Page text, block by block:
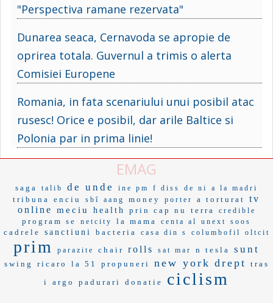
"Perspectiva ramane rezervata"
Dunarea seaca, Cernavoda se apropie de
oprirea totala. Guvernul a trimis o alerta
Comisiei Europene
Romania, in fata scenariului unui posibil atac
rusesc! Orice e posibil, dar arile Baltice si
Polonia par in prima linie!
EMAG
saga talib de unde ine pm f diss de ni a la madri
tribuna enciu sbî aang money porter a torturat
tv
online
meciu health prin cap nu terra credible
program se netcity la mama centa al unext soos
cadrele sanctiuni bacteria casa din s columbofil oltcit
prim parazite chair rolls sat mar n tesla sunt
swing ricaro la 51 propuneri new york drept
tras
i
argo padurari donatie ciclism